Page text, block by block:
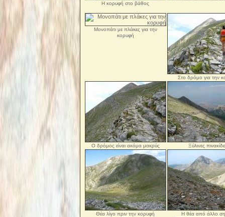
Η κορυφή στο βάθος
Μονοπάτι με πλάκες για την
κορυφή
Στο δρόμο για την
Ο δρόμος είναι ακόμα μακρύς Ξύλινες
Θέα λίγο πριν την κορυφή Η θέα από άλλο